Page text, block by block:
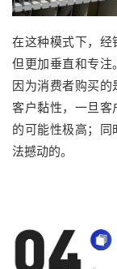
在这种模式下，经
但更加垂直和专注
因为消费者购买
客户黏性，一旦客
的可能性极高；
法撼动的。